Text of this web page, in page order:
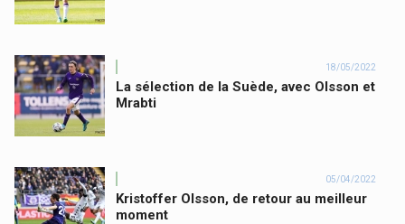
18/05/2022
La sélection de la Suède, avec Olsson et
Mrabti
05/04/2022
Kristoffer Olsson, de retour au meilleur
moment